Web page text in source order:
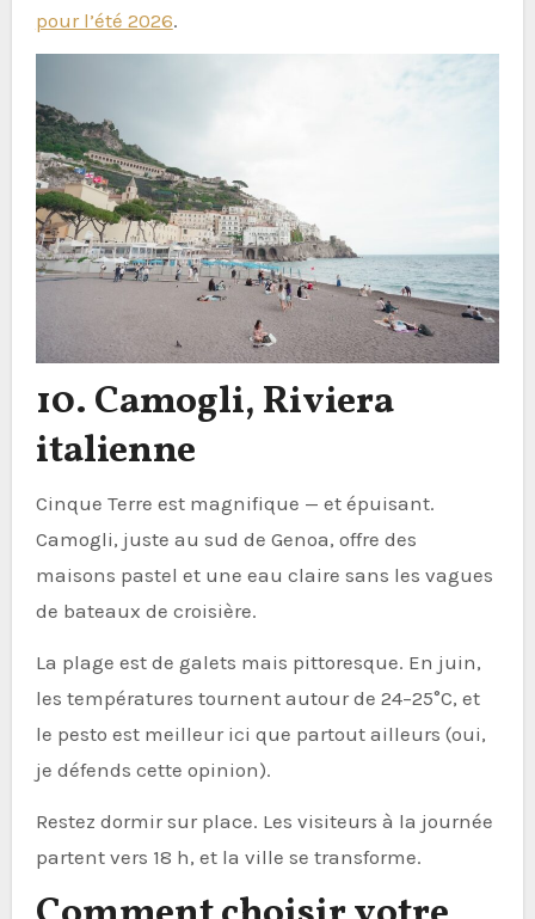
pour l’été 2026.
10. Camogli, Riviera
italienne
Cinque Terre est magnifique — et épuisant.
Camogli, juste au sud de Genoa, offre des
maisons pastel et une eau claire sans les vagues
de bateaux de croisière.
La plage est de galets mais pittoresque. En juin,
les températures tournent autour de 24–25°C, et
le pesto est meilleur ici que partout ailleurs (oui,
je défends cette opinion).
Restez dormir sur place. Les visiteurs à la journée
partent vers 18 h, et la ville se transforme.